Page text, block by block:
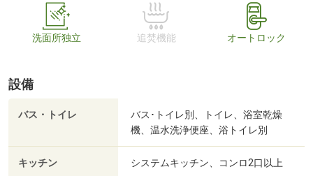
洗面所独立 追焚機能 オートロック
設備
バス・トイレ
バス･トイレ別、トイレ、浴室乾燥
機、温水洗浄便座、浴トイレ別
キッチン システムキッチン、コンロ2口以上